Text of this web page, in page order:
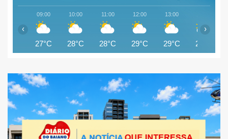
09:00
27°C
10:00
28°C
11:00
28°C
12:00
29°C
13:00
29°C 28°C
‹ ›